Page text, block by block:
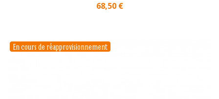
Prix
68,50 €
En cours de réapprovisionnement